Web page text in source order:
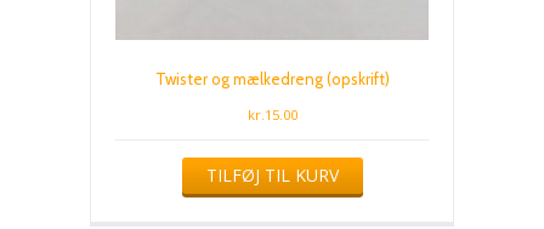
Twister og mælkedreng (opskrift)
kr. 15.00
TILFØJ TIL KURV